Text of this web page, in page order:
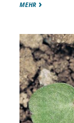
MEHR